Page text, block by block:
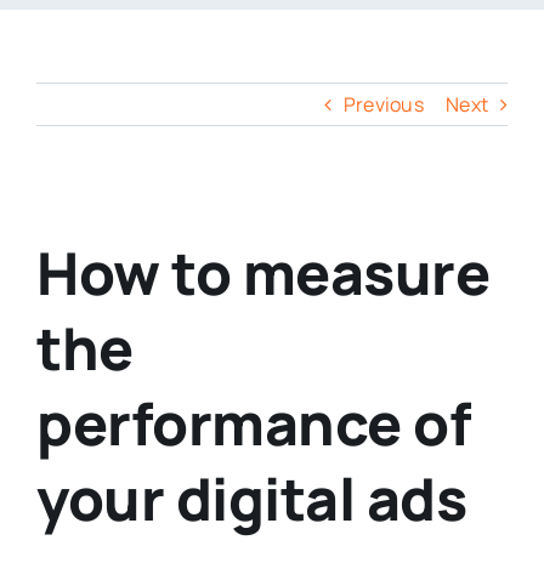
Previous Next
Larger
Image
How to measure
the
performance of
your digital ads